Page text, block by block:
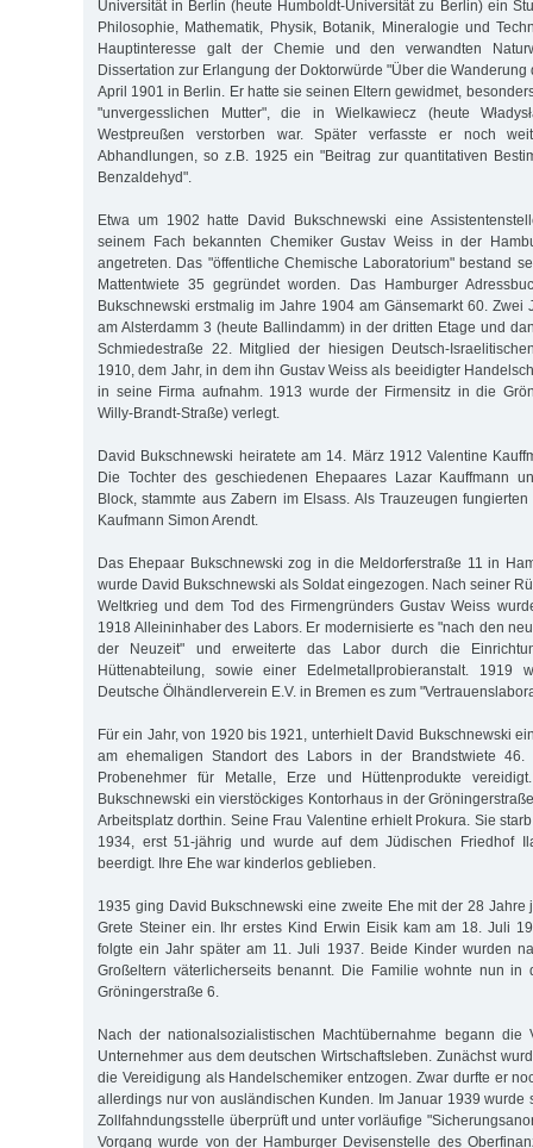
Universität in Berlin (heute Humboldt-Universität zu Berlin) ein
Philosophie, Mathematik, Physik, Botanik, Mineralogie und
Hauptinteresse galt der Chemie und den verwandten
Dissertation zur Erlangung der Doktorwürde "Über die
April 1901 in Berlin. Er hatte sie seinen Eltern gewidmet,
"unvergesslichen Mutter", die in Wielkawiecz (heute
Westpreußen verstorben war. Später verfasste er noch
Abhandlungen, so z.B. 1925 ein "Beitrag zur quantitativen
Benzaldehyd".
Etwa um 1902 hatte David Bukschnewski eine
seinem Fach bekannten Chemiker Gustav Weiss in der
angetreten. Das "öffentliche Chemische Laboratorium" bestand
Mattentwiete 35 gegründet worden. Das Hamburger
Bukschnewski erstmalig im Jahre 1904 am Gänsemarkt 60. Zwei
am Alsterdamm 3 (heute Ballindamm) in der dritten Etage und
Schmiedestraße 22. Mitglied der hiesigen Deutsch-
1910, dem Jahr, in dem ihn Gustav Weiss als beeidigter
in seine Firma aufnahm. 1913 wurde der Firmensitz in die
Willy-Brandt-Straße) verlegt.
David Bukschnewski heiratete am 14. März 1912 Valentine
Die Tochter des geschiedenen Ehepaares Lazar Kauffmann
Block, stammte aus Zabern im Elsass. Als Trauzeugen
Kaufmann Simon Arendt.
Das Ehepaar Bukschnewski zog in die Meldorferstraße 11 in
wurde David Bukschnewski als Soldat eingezogen. Nach seiner
Weltkrieg und dem Tod des Firmengründers Gustav Weiss
1918 Alleininhaber des Labors. Er modernisierte es "nach den
der Neuzeit" und erweiterte das Labor durch die
Hüttenabteilung, sowie einer Edelmetallprobieranstalt. 1919
Deutsche Ölhändlerverein E.V. in Bremen es zum
Für ein Jahr, von 1920 bis 1921, unterhielt David Bukschnewski
am ehemaligen Standort des Labors in der Brandstwiete
Probenehmer für Metalle, Erze und Hüttenprodukte
Bukschnewski ein vierstöckiges Kontorhaus in der
Arbeitsplatz dorthin. Seine Frau Valentine erhielt Prokura. Sie
1934, erst 51-jährig und wurde auf dem Jüdischen Friedhof
beerdigt. Ihre Ehe war kinderlos geblieben.
1935 ging David Bukschnewski eine zweite Ehe mit der 28 Jahre
Grete Steiner ein. Ihr erstes Kind Erwin Eisik kam am 18. Juli
folgte ein Jahr später am 11. Juli 1937. Beide Kinder wurden
Großeltern väterlicherseits benannt. Die Familie wohnte nun in
Gröningerstraße 6.
Nach der nationalsozialistischen Machtübernahme begann die
Unternehmer aus dem deutschen Wirtschaftsleben. Zunächst
die Vereidigung als Handelschemiker entzogen. Zwar durfte er
allerdings nur von ausländischen Kunden. Im Januar 1939 wurde
Zollfahndungsstelle überprüft und unter vorläufige
Vorgang wurde von der Hamburger Devisenstelle des